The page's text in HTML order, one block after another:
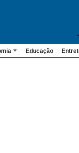
Educação